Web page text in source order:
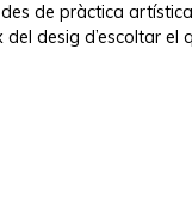
de pràctica
desig d’escoltar el